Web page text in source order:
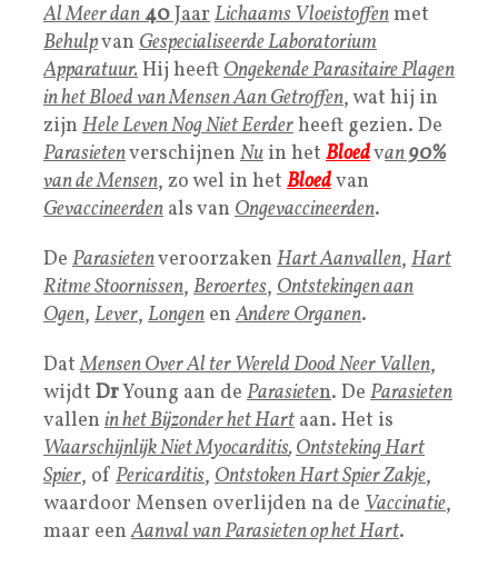
Al Meer dan40JaarLichaams Vloeistoffenmet
Behulpvan Gespecialiseerde Laboratorium
Apparatuur.Hij heeftOngekende Parasitaire Plagen
in het Bloed van MensenAan Getroffen, wat hij in
zijn Hele Leven Nog Niet Eerderheeft gezien. De
Parasietenverschijnen Nu in het Bloedvan90%
van de Mensen, zo wel in het Bloedvan
Gevaccineerden als van Ongevaccineerden.
De Parasietenveroorzaken Hart Aanvallen, Hart
Ritme Stoornissen, Beroertes, Ontstekingen aan
Ogen, Lever, Longen enAndere Organen.
DatMensen Over Al ter Wereld Dood Neer Vallen,
wijdt DrYoung aan de Parasieten. De Parasieten
vallen in het Bijzonder het Hart aan. Het is
Waarschijnlijk Niet Myocarditis,Ontsteking Hart
Spier, of Pericarditis, Ontstoken Hart Spier Zakje,
waardoor Mensen overlijden na de Vaccinatie,
maar eenAanval van Parasieten op het Hart.